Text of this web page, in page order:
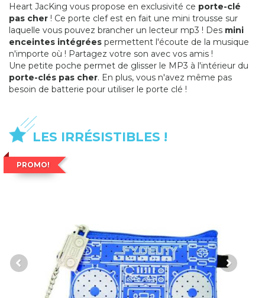
Heart JacKing vous propose en exclusivité ce porte-clé
pas cher ! Ce porte clef est en fait une mini trousse sur
laquelle vous pouvez brancher un lecteur mp3 ! Des mini
enceintes intégrées permettent l'écoute de la musique
n'importe où ! Partagez votre son avec vos amis !
Une petite poche permet de glisser le MP3 à l'intérieur du
porte-clés pas cher. En plus, vous n'avez même pas
besoin de batterie pour utiliser le porte clé !
LES IRRÉSISTIBLES !
PROMO!